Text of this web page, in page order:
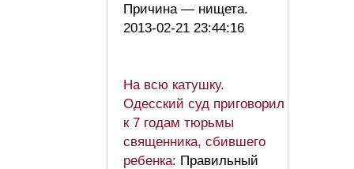
Причина — нищета.
2013-02-21 23:44:16
На всю катушку.
Одесский суд приговорил
к 7 годам тюрьмы
священника, сбившего
ребенка: Правильный